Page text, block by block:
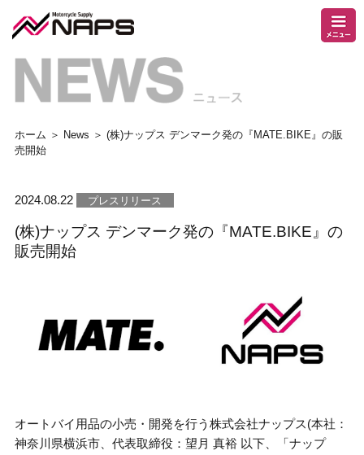
ホーム ＞ News ＞ (株)ナップス デンマーク発の『MATE.BIKE』の販
売開始
2024.08.22 プレスリリース
(株)ナップス デンマーク発の『MATE.BIKE』の
販売開始
オートバイ用品の小売・開発を行う株式会社ナップス(本社：
神奈川県横浜市、代表取締役：望月 真裕 以下、「ナップ